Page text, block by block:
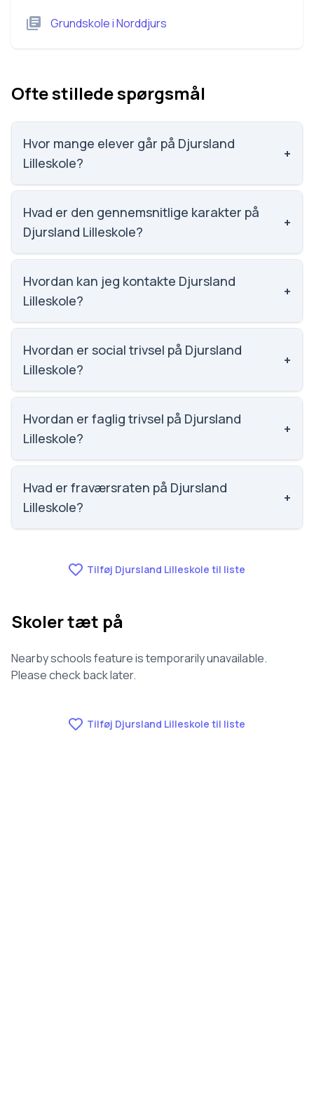
GrundskoleiNorddjurs
Ofte stillede spørgsmål
Hvor mange elever går på Djursland
Lilleskole?
+
Djursland Lilleskole har 31 elever, hvilket gør den til
nummer 2358 ud af 3143 skoler.
Hvad er den gennemsnitlige karakter på
Djursland Lilleskole?
+
Vi har ikke data om karaktergennemsnittet for
Djursland Lilleskole.
Hvordan kan jeg kontakte Djursland
Lilleskole?
+
Email: kontakt@skolen.com. Telefon: 8633 1071.
Adresse: Skolen Com Homåvej 4, 8500 Grenaa.
Skoleleder: Kristina Holt.
Hvordan er social trivsel på Djursland
Lilleskole?
+
Vi har ikke data om social trivsel for Djursland
Lilleskole.
Hvordan er faglig trivsel på Djursland
Lilleskole?
+
Vi har ikke data om faglig trivsel for Djursland
Lilleskole.
Hvad er fraværsraten på Djursland
Lilleskole?
+
Tilføj Djursland Lilleskole til liste
Skoler tæt på
Nearby schools feature is temporarily unavailable.
Please check back later.
Tilføj Djursland Lilleskole til liste